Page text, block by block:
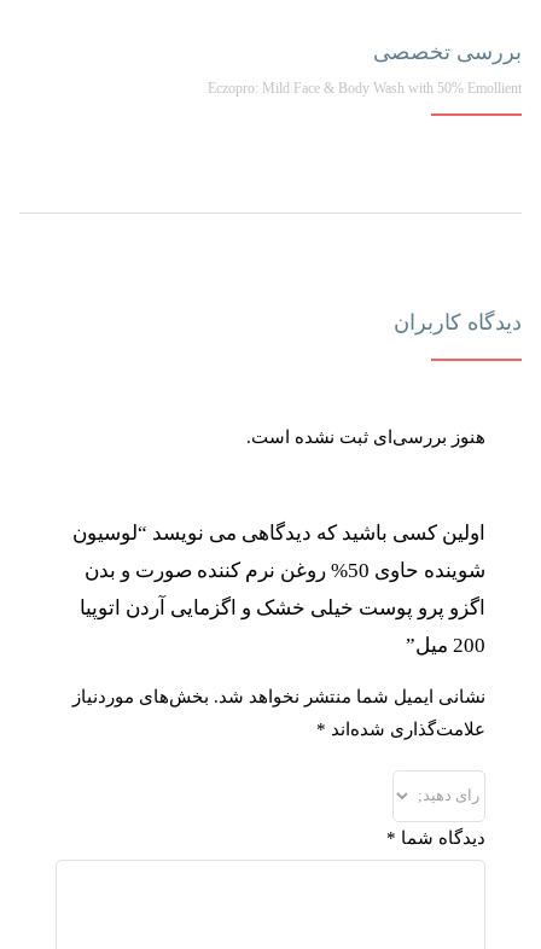
بررسی تخصصی
Eczopro: Mild Face & Body Wash with 50% Emollient
دیدگاه کاربران
هنوز بررسی‌ای ثبت نشده است.
اولین کسی باشید که دیدگاهی می نویسد “لوسیون
شوینده حاوی 50% روغن نرم کننده صورت و بدن
اگزو پرو پوست خیلی خشک و اگزمایی آردن اتوپیا
200 میل”
نشانی ایمیل شما منتشر نخواهد شد. بخش‌های موردنیاز
علامت‌گذاری شده‌اند *
دیدگاه شما *